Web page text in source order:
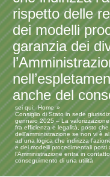
rispetto delle
dei modelli
garanzia dei
anche del
sei qui: Home
Consiglio di Stato in sede
gennaio 2025 – La
fra efficienza e legalità, posto
dell’amministrazione se non vi è
ad una logica che indirizza
e dei modelli procedimentali
l’Amministrazione entra in
conseguimento di una utilità